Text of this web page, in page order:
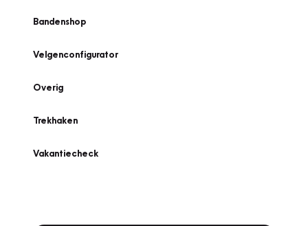
Bandenshop
Velgenconfigurator
Overig
Trekhaken
Vakantiecheck